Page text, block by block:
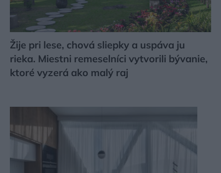
Žije pri lese, chová sliepky a uspáva ju
rieka. Miestni remeselníci vytvorili bývanie,
ktoré vyzerá ako malý raj